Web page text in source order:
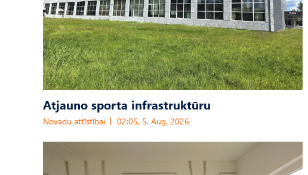
Atjauno sporta infrastruktūru
Novadu attīstībai 02:05, 5. Aug, 2026